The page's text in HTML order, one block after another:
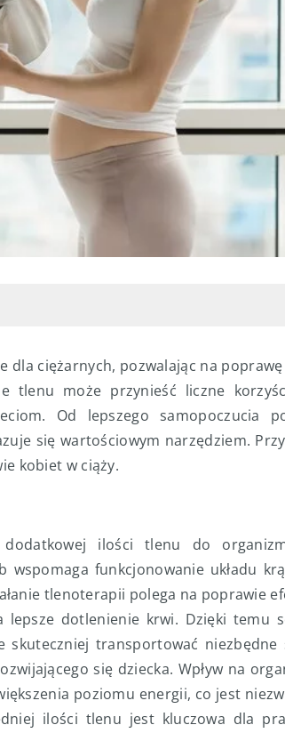
dla ciężarnych, pozwalając na
tlenu może przynieść liczne
Od lepszego samopoczucia
się wartościowym narzędziem.
kobiet w ciąży.
ilości tlenu do
wspomaga funkcjonowanie układu
tlenoterapii polega na poprawie
lepsze dotlenienie krwi. Dzięki temu
skuteczniej transportować niezbędne
się dziecka. Wpływ na
poziomu energii, co jest
ilości tlenu jest kluczowa dla